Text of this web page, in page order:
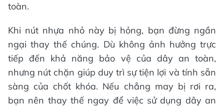
toàn.
Khi nút nhựa nhỏ này bị hỏng, bạn đừng ngần
ngại thay thế chúng. Dù không ảnh hưởng trực
tiếp đến khả năng bảo vệ của dây an toàn,
nhưng nút chặn giúp duy trì sự tiện lợi và tính sẵn
sàng của chốt khóa. Nếu chẳng may bị rơi ra,
bạn nên thay thế ngay để việc sử dụng dây an